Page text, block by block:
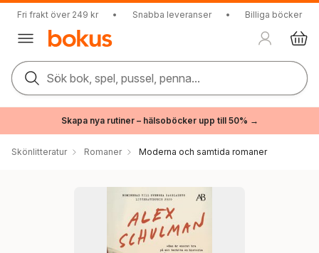
Fri frakt över 249 kr • Snabba leveranser • Billiga böcker
Sök bok, spel, pussel, penna...
Skapa nya rutiner – hälsoböcker upp till 50% →
Skönlitteratur Romaner Moderna och samtida romaner